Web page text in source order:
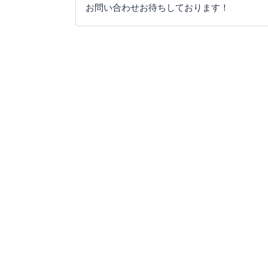
お問い合わせお待ちしております！